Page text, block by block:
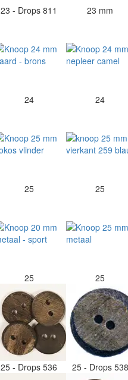
23 - Drops 811 23 mm
24 24
25 25
25 25
25 - Drops 536 25 - Drops